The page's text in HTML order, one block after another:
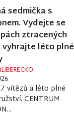
sedmička s
Vydejte se
ztracených
vyhrajte léto plné
vítězů a léto plné
CENTRUM